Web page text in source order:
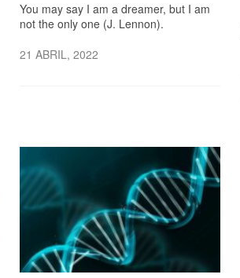
You may say I am a dreamer, but I am
not the only one (J. Lennon).
21 ABRIL, 2022